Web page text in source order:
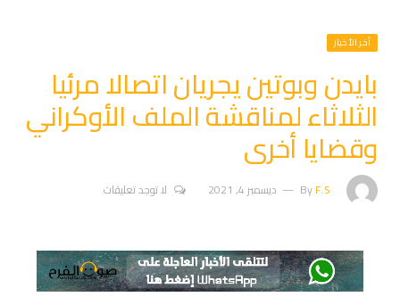
أخر الأخبار
بايدن وبوتين يجريان اتصالا مرئيا
الثلاثاء لمناقشة الملف الأوكراني
وقضايا أخرى
ByF.S ديسمبر 4, 2021 لا توجد تعليقات